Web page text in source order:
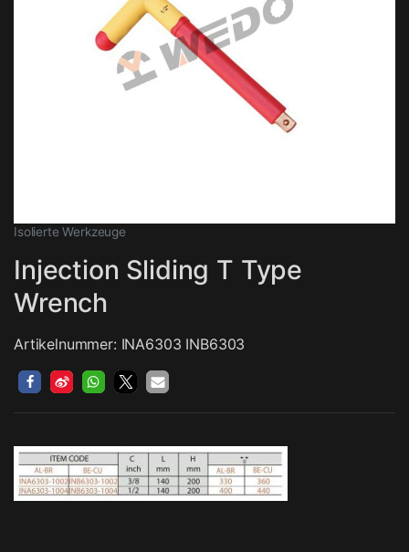
Isolierte Werkzeuge
Injection Sliding T Type
Wrench
Artikelnummer: INA6303 INB6303